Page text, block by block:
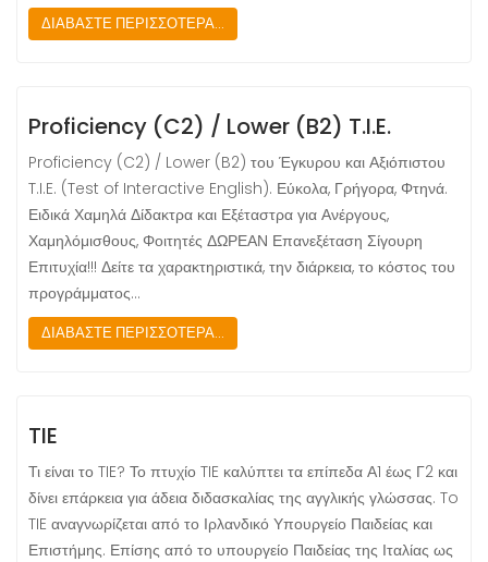
ΔΙΑΒΑΣΤΕ ΠΕΡΙΣΣΟΤΕΡΑ...
Proficiency (C2) / Lower (B2) T.I.E.
Proficiency (C2) / Lower (B2) του Έγκυρου και Αξιόπιστου
T.I.E. (Test of Interactive English). Εύκολα, Γρήγορα, Φτηνά.
Ειδικά Χαμηλά Δίδακτρα και Εξέταστρα για Ανέργους,
Χαμηλόμισθους, Φοιτητές ΔΩΡΕΑΝ Επανεξέταση Σίγουρη
Επιτυχία!!! Δείτε τα χαρακτηριστικά, την διάρκεια, το κόστος του
προγράμματος…
ΔΙΑΒΑΣΤΕ ΠΕΡΙΣΣΟΤΕΡΑ...
TIE
Τι είναι το TIE? Το πτυχίο TIE καλύπτει τα επίπεδα Α1 έως Γ2 και
δίνει επάρκεια για άδεια διδασκαλίας της αγγλικής γλώσσας. To
TIE αναγνωρίζεται από το Ιρλανδικό Υπουργείο Παιδείας και
Επιστήμης. Επίσης από το υπουργείο Παιδείας της Ιταλίας ως